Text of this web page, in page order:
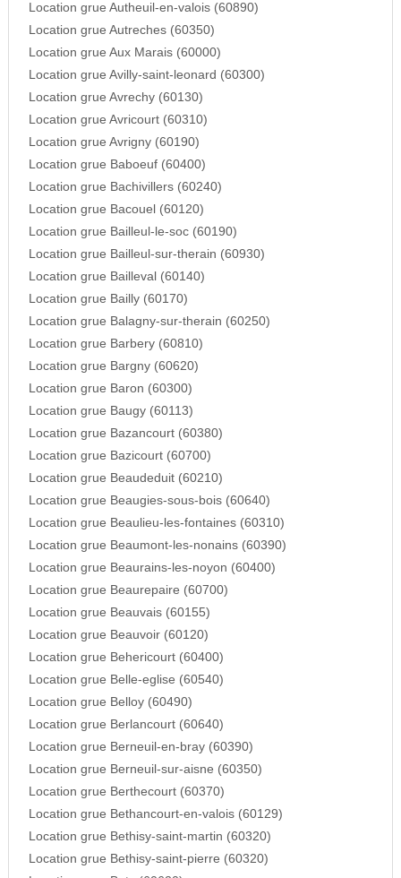
Location grue Autheuil-en-valois (60890)
Location grue Autreches (60350)
Location grue Aux Marais (60000)
Location grue Avilly-saint-leonard (60300)
Location grue Avrechy (60130)
Location grue Avricourt (60310)
Location grue Avrigny (60190)
Location grue Baboeuf (60400)
Location grue Bachivillers (60240)
Location grue Bacouel (60120)
Location grue Bailleul-le-soc (60190)
Location grue Bailleul-sur-therain (60930)
Location grue Bailleval (60140)
Location grue Bailly (60170)
Location grue Balagny-sur-therain (60250)
Location grue Barbery (60810)
Location grue Bargny (60620)
Location grue Baron (60300)
Location grue Baugy (60113)
Location grue Bazancourt (60380)
Location grue Bazicourt (60700)
Location grue Beaudeduit (60210)
Location grue Beaugies-sous-bois (60640)
Location grue Beaulieu-les-fontaines (60310)
Location grue Beaumont-les-nonains (60390)
Location grue Beaurains-les-noyon (60400)
Location grue Beaurepaire (60700)
Location grue Beauvais (60155)
Location grue Beauvoir (60120)
Location grue Behericourt (60400)
Location grue Belle-eglise (60540)
Location grue Belloy (60490)
Location grue Berlancourt (60640)
Location grue Berneuil-en-bray (60390)
Location grue Berneuil-sur-aisne (60350)
Location grue Berthecourt (60370)
Location grue Bethancourt-en-valois (60129)
Location grue Bethisy-saint-martin (60320)
Location grue Bethisy-saint-pierre (60320)